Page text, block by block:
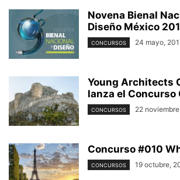
Novena Bienal
Diseño México
CONCURSOS 24 mayo,
Young Architects
lanza el Concurso
CONCURSOS 22
Concurso #010
CONCURSOS 19 octubre,